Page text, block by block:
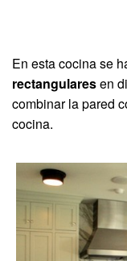
En esta cocina se
rectangularesen
combinar la pared
cocina.